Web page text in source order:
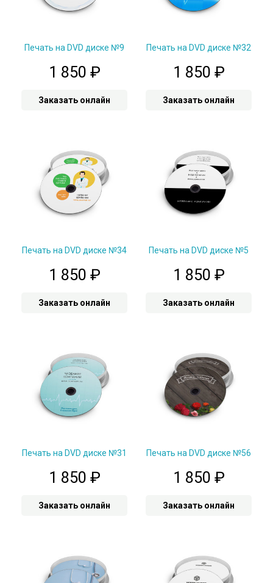
Печать на DVD диске №9
1 850 ₽
Заказать онлайн
Печать на DVD диске №32
1 850 ₽
Заказать онлайн
Печать на DVD диске №34
1 850 ₽
Заказать онлайн
Печать на DVD диске №5
1 850 ₽
Заказать онлайн
Печать на DVD диске №31
1 850 ₽
Заказать онлайн
Печать на DVD диске №56
1 850 ₽
Заказать онлайн